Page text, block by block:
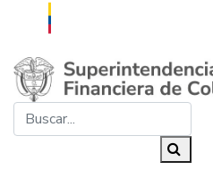
Saltar al contenido principal